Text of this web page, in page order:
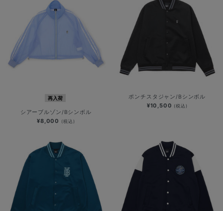
再入荷
シアーブルゾン/Bシンボル
¥8,000 (税込)
ポンチスタジャン/Bシンボル
¥10,500 (税込)